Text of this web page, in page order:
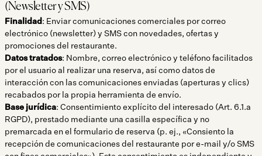
(Newsletter y SMS)
Finalidad: Enviar comunicaciones comerciales por correo
electrónico (newsletter) y SMS con novedades, ofertas y
promociones del restaurante.
Datos tratados: Nombre, correo electrónico y teléfono facilitados
por el usuario al realizar una reserva, así como datos de
interacción con las comunicaciones enviadas (aperturas y clics)
recabados por la propia herramienta de envío.
Base jurídica: Consentimiento explícito del interesado (Art. 6.1.a
RGPD), prestado mediante una casilla específica y no
premarcada en el formulario de reserva (p. ej., «Consiento la
recepción de comunicaciones del restaurante por e-mail y/o SMS